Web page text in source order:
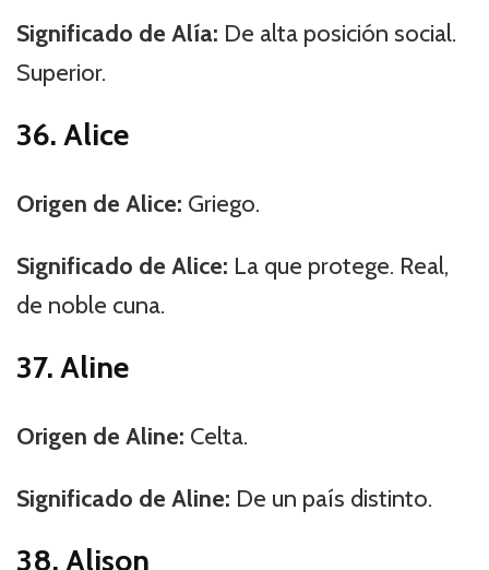
Significado de Alía: De alta posición social.
Superior.
36. Alice
Origen de Alice: Griego.
Significado de Alice: La que protege. Real,
de noble cuna.
37. Aline
Origen de Aline: Celta.
Significado de Aline: De un país distinto.
38. Alison